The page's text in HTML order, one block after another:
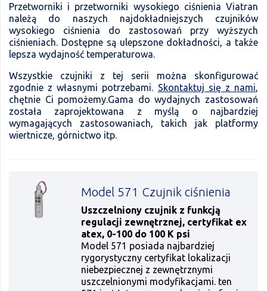
Przetworniki i przetworniki wysokiego ciśnienia Viatran
należą do naszych najdokładniejszych czujników
wysokiego ciśnienia do zastosowań przy wyższych
ciśnieniach. Dostępne są ulepszone dokładności, a także
lepsza wydajność temperaturowa.
Wszystkie czujniki z tej serii można skonfigurować
zgodnie z własnymi potrzebami. Skontaktuj się z nami
chętnie Ci pomożemy.Gama do wydajnych zastosowań
została zaprojektowana z myślą o najbardziej
wymagających zastosowaniach, takich jak platformy
wiertnicze, górnictwo itp.
Model 571 Czujnik ciśnienia
Uszczelniony czujnik z funkcją
regulacji zewnętrznej, certyfikat ex
atex, 0-100 do 100 K psi
Model 571 posiada najbardziej
rygorystyczny certyfikat lokalizacji
niebezpiecznej z zewnętrznymi
uszczelnionymi modyfikacjami. ten